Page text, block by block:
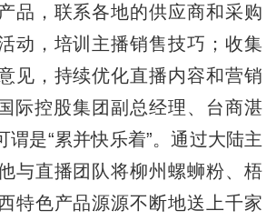
，联系各地的供应商和采购
动，培训主播销售技巧；收集
见，持续优化直播内容和营销
控股集团副总经理、台商湛
谓是“累并快乐着”。通过大陆主
与直播团队将柳州螺蛳粉、梧
特色产品源源不断地送上千家